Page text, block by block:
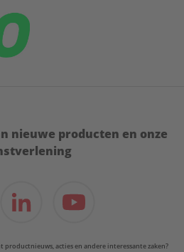
nieuwe producten en onze
acties en andere interessante zaken?